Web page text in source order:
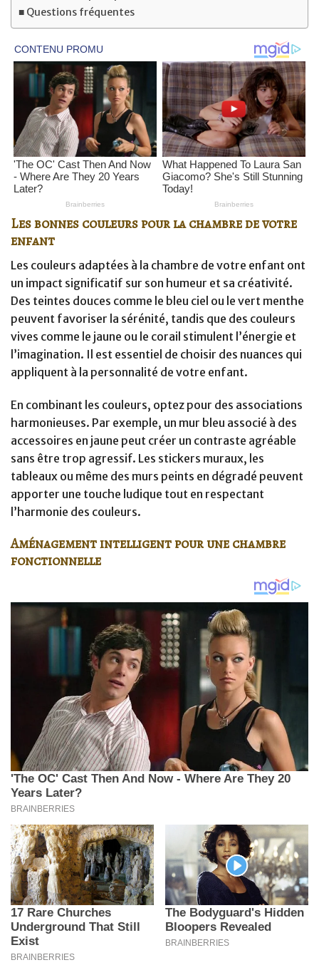
Questions fréquentes
Les bonnes couleurs pour la chambre de votre
enfant
Les couleurs adaptées à la chambre de votre enfant ont
un impact significatif sur son humeur et sa créativité.
Des teintes douces comme le bleu ciel ou le vert menthe
peuvent favoriser la sérénité, tandis que des couleurs
vives comme le jaune ou le corail stimulent l’énergie et
l’imagination. Il est essentiel de choisir des nuances qui
appliquent à la personnalité de votre enfant.
En combinant les couleurs, optez pour des associations
harmonieuses. Par exemple, un mur bleu associé à des
accessoires en jaune peut créer un contraste agréable
sans être trop agressif. Les stickers muraux, les
tableaux ou même des murs peints en dégradé peuvent
apporter une touche ludique tout en respectant
l’harmonie des couleurs.
Aménagement intelligent pour une chambre
fonctionnelle